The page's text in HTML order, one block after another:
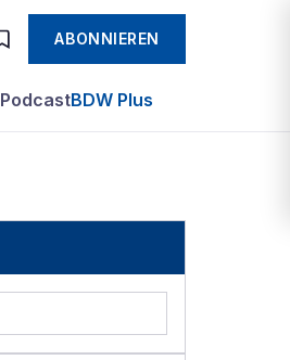
ABONNIEREN
PodcastBDW Plus